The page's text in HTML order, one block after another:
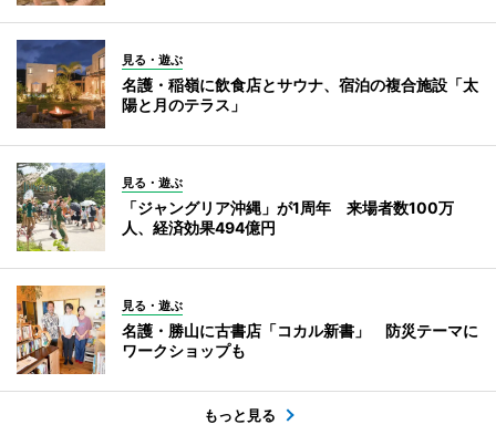
見る・遊ぶ
名護・稲嶺に飲食店とサウナ、宿泊の複合施設「太
陽と月のテラス」
見る・遊ぶ
「ジャングリア沖縄」が1周年 来場者数100万
人、経済効果494億円
見る・遊ぶ
名護・勝山に古書店「コカル新書」 防災テーマに
ワークショップも
もっと見る